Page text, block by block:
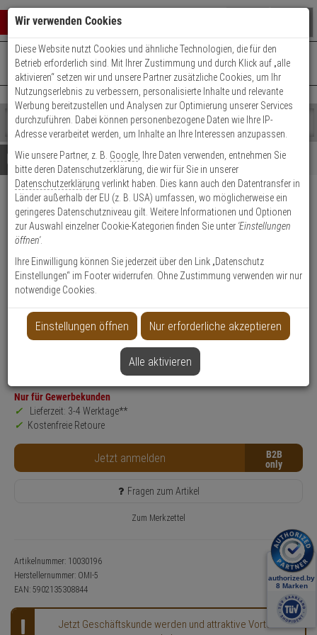
0 ARTIKEL IM WARENKORB
Ihr Warenkorb ist momentan leer.
Ergebnisse ()
Fertig
Shop
durchsuchen
Bitte
geben
Sie
mindestens
Zeichen
ein,
um
Suche
Es
wurde
noch
Kategorien
Suche
gestartet
+49 (0)821 899 493-0Mo. - Do.: 8:00 - 16:30 | Fr.: 8:00 - 14:00 Uhr
Kontaktservice nutzen
Details Beratung
Satel OMI-5 Gehäuse aus
Metall
Produktmerkmale
Datenblatt drucken
Produktinformationen
Zubehörartikel, Gehäuse
Nur für Gewerbekunden
Lieferzeit: 3-4 Werktage**
Kostenfreie Retoure
Jetzt anmelden B2B
Fragen zum Artikel
Zum Merkzettel
Artikelnummer: 10030196
Herstellernummer: OMI-5
EAN: 5902135308844
Jetzt Geschäftskunde werden und attraktive Vorteile
Wir verwenden Cookies
Diese Website nutzt Cookies und ähnliche Technologien, die für den
Betrieb erforderlich sind. Mit Ihrer Zustimmung und durch Klick auf „alle
aktivieren“ setzen wir und unsere Partner zusätzliche Cookies, um Ihr
Nutzungserlebnis zu verbessern, personalisierte Inhalte und relevante
Werbung bereitzustellen und Analysen zur Optimierung unserer Services
durchzuführen. Dabei können personenbezogene Daten wie Ihre IP-
Adresse verarbeitet werden, um Inhalte an Ihre Interessen anzupassen.
Wie unsere Partner, z. B. Google , Ihre Daten verwenden, entnehmen Sie
bitte deren Datenschutzerklärung, die wir für Sie in unserer
Datenschutzerklärung verlinkt haben. Dies kann auch den Datentransfer in
Länder außerhalb der EU (z. B. USA) umfassen, wo möglicherweise ein
geringeres Datenschutzniveau gilt. Weitere Informationen und Optionen
zur Auswahl einzelner Cookie-Kategorien finden Sie unter 'Einstellungen
öffnen'.
Ihre Einwilligung können Sie jederzeit über den Link „Datenschutz
Einstellungen“ im Footer widerrufen. Ohne Zustimmung verwenden wir nur
notwendige Cookies.
Einstellungen öffnen Nur erforderliche akzeptieren
Alle aktivieren